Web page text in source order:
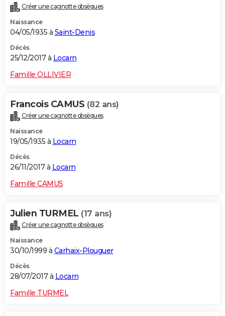
Créer une cagnotte obsèques
Naissance
04/05/1935 à Saint-Denis
Décès
25/12/2017 à Locarn
Famille OLLIVIER
Francois CAMUS (82 ans)
Créer une cagnotte obsèques
Naissance
19/05/1935 à Locarn
Décès
26/11/2017 à Locarn
Famille CAMUS
Julien TURMEL (17 ans)
Créer une cagnotte obsèques
Naissance
30/10/1999 à Carhaix-Plouguer
Décès
28/07/2017 à Locarn
Famille TURMEL